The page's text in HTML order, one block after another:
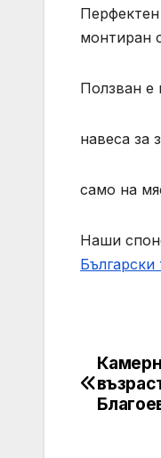
монтиран
Ползван е
навеса за
само на
Наши
Post